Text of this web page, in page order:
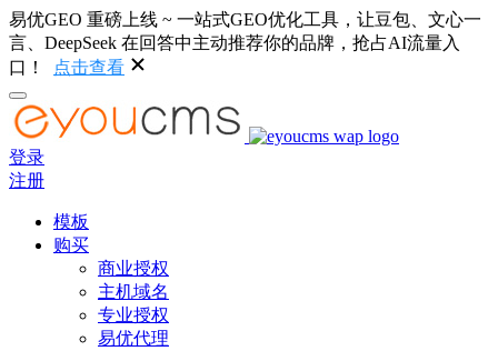
易优GEO 重磅上线 ~ 一站式GEO优化工具，让豆包、文心一
言、DeepSeek 在回答中主动推荐你的品牌，抢占AI流量入
口！
点击查看
登录
注册
模板
购买
商业授权
主机域名
专业授权
易优代理